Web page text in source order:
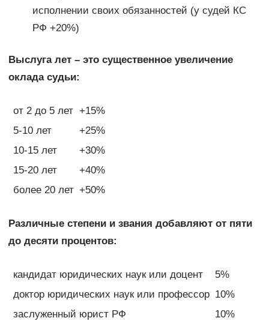
исполнении своих обязанностей (у судей КС
РФ +20%)
Выслуга лет – это существенное увеличение
оклада судьи:
от 2 до 5 лет +15%
5-10 лет
+25%
10-15 лет
+30%
15-20 лет
+40%
более 20 лет +50%
Различные степени и звания добавляют от пяти
до десяти процентов:
кандидат юридических наук или доцент
5%
доктор юридических наук или профессор 10%
заслуженный юрист РФ
10%